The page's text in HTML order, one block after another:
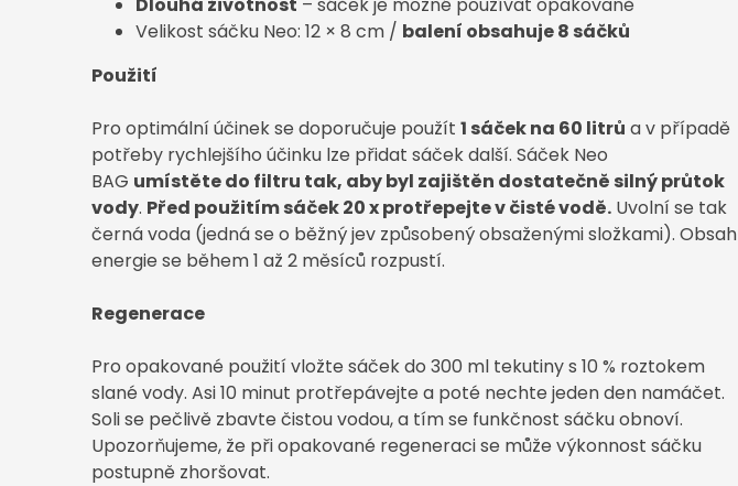
Velikost sáčku Neo: 12 × 8 cm / balení obsahuje 8 sáčků
Použití
Pro optimální účinek se doporučuje použít 1 sáček na 60 litrů a v případě
potřeby rychlejšího účinku lze přidat sáček další. Sáček Neo
BAG umístěte do filtru tak, aby byl zajištěn dostatečně silný průtok
vody. Před použitím sáček 20 x protřepejte v čisté vodě. Uvolní se tak
černá voda (jedná se o běžný jev způsobený obsaženými složkami). Obsah
energie se během 1 až 2 měsíců rozpustí.
Regenerace
Pro opakované použití vložte sáček do 300 ml tekutiny s 10 % roztokem
slané vody. Asi 10 minut protřepávejte a poté nechte jeden den namáčet.
Soli se pečlivě zbavte čistou vodou, a tím se funkčnost sáčku obnoví.
Upozorňujeme, že při opakované regeneraci se může výkonnost sáčku
postupně zhoršovat.